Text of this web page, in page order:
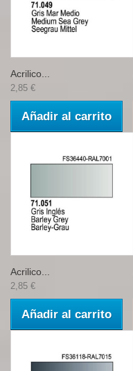
Acrilico...
2,85 €
Añadir al carrito
Acrilico...
2,85 €
Añadir al carrito